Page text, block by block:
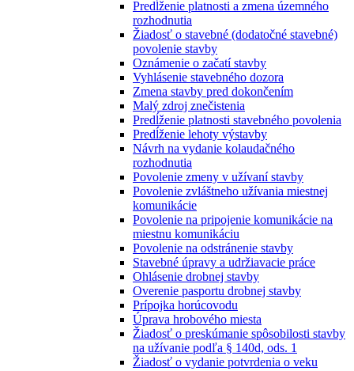
Predĺženie platnosti a zmena územného
rozhodnutia
Žiadosť o stavebné (dodatočné stavebné)
povolenie stavby
Oznámenie o začatí stavby
Vyhlásenie stavebného dozora
Zmena stavby pred dokončením
Malý zdroj znečistenia
Predĺženie platnosti stavebného povolenia
Predĺženie lehoty výstavby
Návrh na vydanie kolaudačného
rozhodnutia
Povolenie zmeny v užívaní stavby
Povolenie zvláštneho užívania miestnej
komunikácie
Povolenie na pripojenie komunikácie na
miestnu komunikáciu
Povolenie na odstránenie stavby
Stavebné úpravy a udržiavacie práce
Ohlásenie drobnej stavby
Overenie pasportu drobnej stavby
Prípojka horúcovodu
Úprava hrobového miesta
Žiadosť o preskúmanie spôsobilosti stavby
na užívanie podľa § 140d, ods. 1
Žiadosť o vydanie potvrdenia o veku